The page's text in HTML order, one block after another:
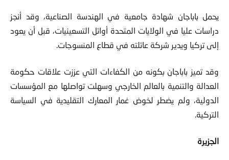
يحمل باباجان شهادة جامعية في الهندسة الصناعية، وقد أنجز
دراسات عليا في الولايات المتحدة أوائل التسعينيات، قبل أن يعود
إلى تركيا ويدير شركة عائلته في قطاع المنسوجات.
وقد تميز باباجان بكونه من الكفاءات التي عززت علاقات حكومة
العدالة والتنمية بالعالم الخارجي وسهلت تواصلها مع المؤسسات
الدولية، ولم يضطر لخوض غمار المعارك التقليدية في السياسة
التركية.
الجزيرة